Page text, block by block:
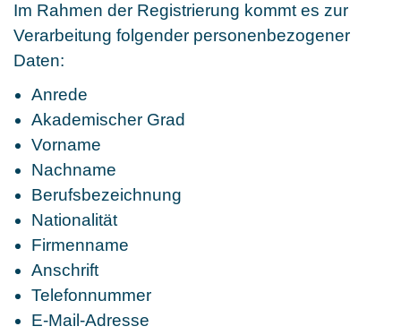
Im Rahmen der Registrierung kommt es zur
Verarbeitung folgender personenbezogener
Daten:
Anrede
Akademischer Grad
Vorname
Nachname
Berufsbezeichnung
Nationalität
Firmenname
Anschrift
Telefonnummer
E-Mail-Adresse